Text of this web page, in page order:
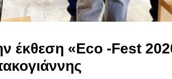
έκθεση «Eco -Fest